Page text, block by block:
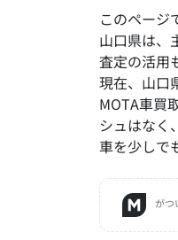
このページ
山口県は、
査定の活用
現在、山口
MOTA車買
シュはなく
車を少しで
がつ